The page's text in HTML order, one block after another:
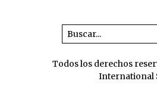
Todos los derechos
International